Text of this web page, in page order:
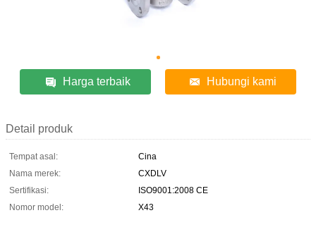
Harga terbaik Hubungi kami
Detail produk
Tempat asal:
Cina
Nama merek:
CXDLV
Sertifikasi:
ISO9001:2008 CE
Nomor model:
X43